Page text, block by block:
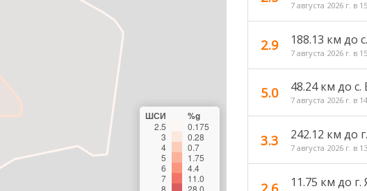
ШСИ %g
2.5
0.175
3
0.28
4
0.7
5
1.75
6
4.4
7
11.0
8
28.0
7 августа 2026 г. в
2.9 188.13 км до
7 августа 2026 г. в
5.0 48.24 км до c.
7 августа 2026 г. в
3.3 242.12 км до
7 августа 2026 г. в
11.75 км до